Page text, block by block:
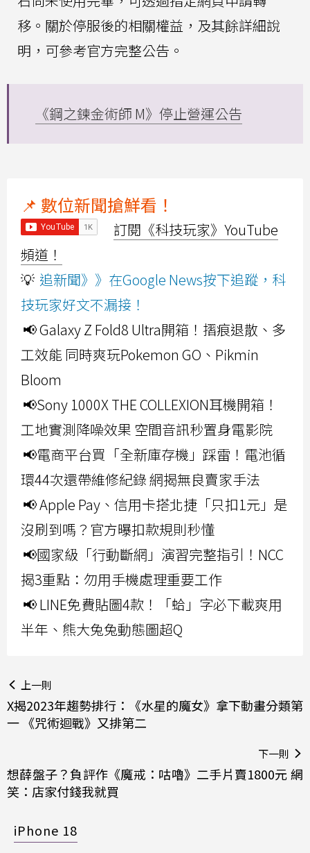
移。關於停服後的相關權益，及其餘詳細說
明，可參考官方完整公告。
《鋼之鍊金術師 M》停止營運公告
📌 數位新聞搶鮮看！
訂閱《科技玩家》YouTube
頻道！
💡 追新聞》》在Google News按下追蹤，科
技玩家好文不漏接！
📢 Galaxy Z Fold8 Ultra開箱！摺痕退散、多
工效能 同時爽玩Pokemon GO、Pikmin
Bloom
📢Sony 1000X THE COLLEXION耳機開箱！
工地實測降噪效果 空間音訊秒置身電影院
📢電商平台買「全新庫存機」踩雷！電池循
環44次還帶維修紀錄 網揭無良賣家手法
📢 Apple Pay、信用卡搭北捷「只扣1元」是
沒刷到嗎？官方曝扣款規則秒懂
📢國家級「行動斷網」演習完整指引！NCC
揭3重點：勿用手機處理重要工作
📢 LINE免費貼圖4款！「蛤」字必下載爽用
半年、熊大兔兔動態圖超Q
上一則
X揭2023年趨勢排行：《水星的魔女》拿下動畫分類第
一 《咒術迴戰》又排第二
下一則
想薛盤子？負評作《魔戒：咕嚕》二手片賣1800元 網
笑：店家付錢我就買
iPhone 18